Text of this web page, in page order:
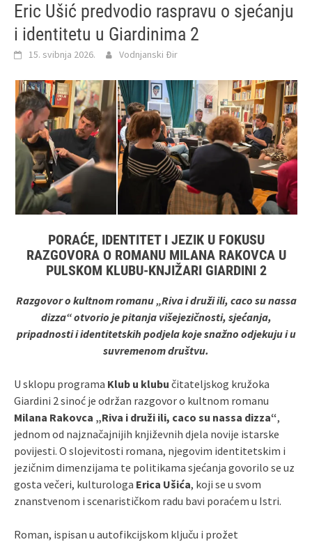
Eric Ušić predvodio raspravu o sjećanju
i identitetu u Giardinima 2
15. svibnja 2026. Vodnjanski Đir
PORAĆE, IDENTITET I JEZIK U FOKUSU
RAZGOVORA O ROMANU MILANA RAKOVCA U
PULSKOM KLUBU-KNJIŽARI GIARDINI 2
Razgovor o kultnom romanu „Riva i druži ili, caco su nassa
dizza“ otvorio je pitanja višejezičnosti, sjećanja,
pripadnosti i identitetskih podjela koje snažno odjekuju i u
suvremenom društvu.
U sklopu programa Klub u klubu čitateljskog kružoka
Giardini 2 sinoć je održan razgovor o kultnom romanu
Milana Rakovca „Riva i druži ili, caco su nassa dizza“,
jednom od najznačajnijih književnih djela novije istarske
povijesti. O slojevitosti romana, njegovim identitetskim i
jezičnim dimenzijama te politikama sjećanja govorilo se uz
gosta večeri, kulturologa Erica Ušića, koji se u svom
znanstvenom i scenarističkom radu bavi poraćem u Istri.
Roman, ispisan u autofikcijskom ključu i prožet